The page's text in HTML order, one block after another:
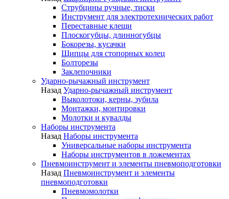
Струбцины ручные, тиски
Инструмент для электротехнических работ
Переставные клещи
Плоскогубцы, длинногубцы
Бокорезы, кусачки
Щипцы для стопорных колец
Болторезы
Заклепочники
Ударно-рычажный инструмент
Назад Ударно-рычажный инструмент
Выколотоки, керны, зубила
Монтажки, монтировки
Молотки и кувалды
Наборы инструмента
Назад Наборы инструмента
Универсальные наборы инструмента
Наборы инструментов в ложементах
Пневмоинструмент и элементы пневмоподготовки
Назад Пневмоинструмент и элементы
пневмоподготовки
Пневмомолотки